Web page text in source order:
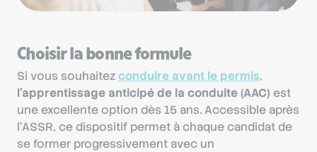
Choisir la bonne formule
Si vous souhaitezconduire avant le permis,
l’apprentissage anticipé de la conduite (AAC) est
une excellente option dès 15 ans. Accessible après
l’ASSR, ce dispositif permet à chaque candidat de
se former progressivement avec un